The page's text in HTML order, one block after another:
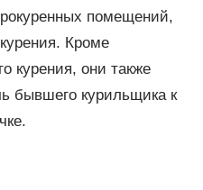
помещений,
Кроме
курения, они также
бывшего курильщика к